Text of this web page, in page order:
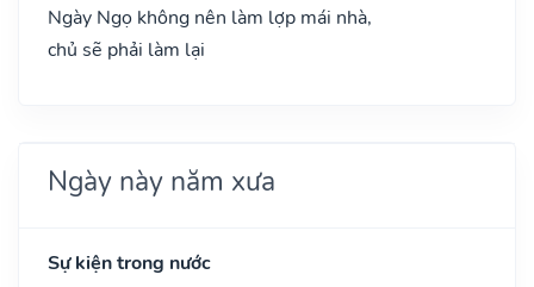
Ngày Ngọ không nên làm lợp mái nhà,
chủ sẽ phải làm lại
Ngày này năm xưa
Sự kiện trong nước